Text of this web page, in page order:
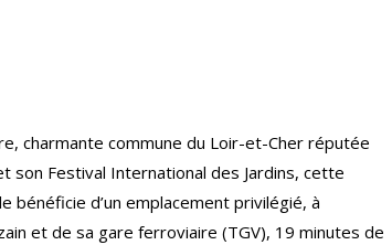
charmante commune du Loir-et-Cher réputée
son Festival International des Jardins, cette
bénéficie d’un emplacement privilégié, à
et de sa gare ferroviaire (TGV), 19 minutes de